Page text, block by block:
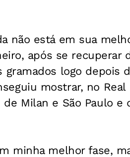
não está em sua
após se recuperar
logo depois
mostrar, no Real
Milan e São Paulo e
minha melhor fase,